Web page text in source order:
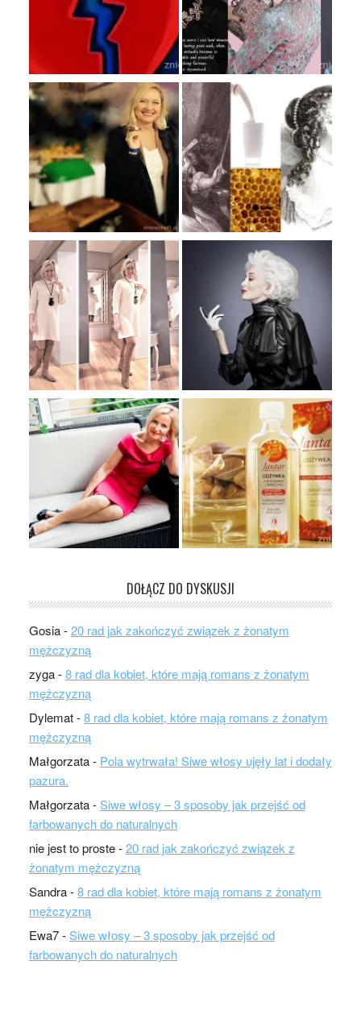
DOŁĄCZ DO DYSKUSJI
Gosia-20 rad jak zakończyć związek z żonatym
mężczyzną
zyga-8 rad dla kobiet, które mają romans z żonatym
mężczyzną
Dylemat-8 rad dla kobiet, które mają romans z żonatym
mężczyzną
Małgorzata- Pola wytrwała! Siwe włosy ujęły lat i dodały
pazura.
Małgorzata-Siwe włosy – 3 sposoby jak przejść od
farbowanych do naturalnych
nie jest to proste-20 rad jak zakończyć związek z
żonatym mężczyzną
Sandra-8 rad dla kobiet, które mają romans z żonatym
mężczyzną
Ewa7-Siwe włosy – 3 sposoby jak przejść od
farbowanych do naturalnych